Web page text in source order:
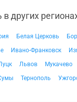
в других
Белая Церковь
Ивано-Франковск
Львов Мукачево
Тернополь